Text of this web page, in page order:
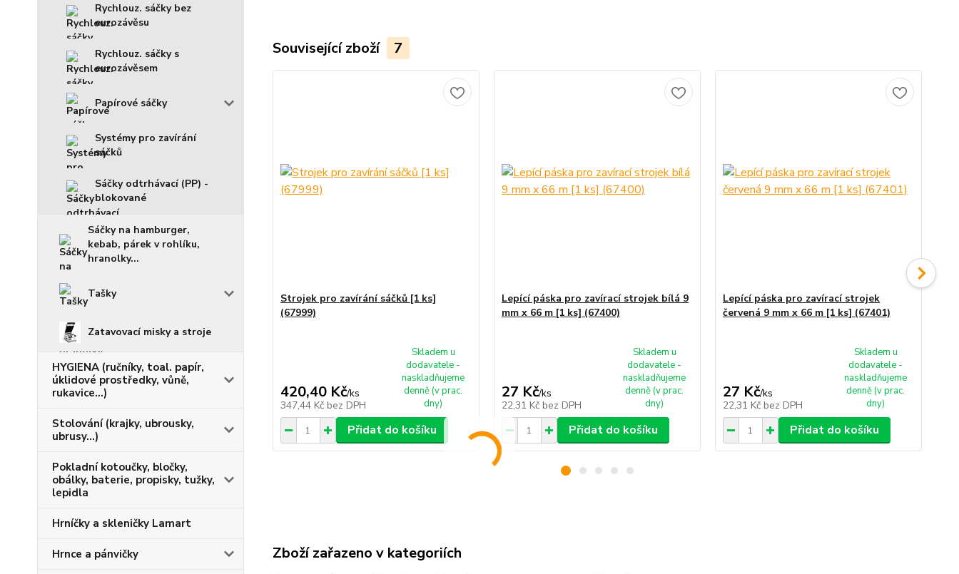
Rychlouz. sáčky bez
eurozávěsu
Rychlouz. sáčky s
eurozávěsem
Papírové sáčky
Systémy pro zavírání
sáčků
Sáčky odtrhávací (PP) -
blokované
Sáčky na hamburger,
kebab, párek v rohlíku,
hranolky...
Tašky
Zatavovací misky a stroje
HYGIENA (ručníky, toal. papír,
úklidové prostředky, vůně,
rukavice...)
Stolování (krajky, ubrousky,
ubrusy...)
Pokladní kotoučky, bločky,
obálky, baterie, propisky, tužky,
lepidla
Hrníčky a skleničky Lamart
Hrnce a pánvičky
Související zboží 7
Strojek pro zavírání sáčků [1 ks]
(67999)
420,40 Kč/ks
347,44 Kč bez DPH
Skladem u
dodavatele -
naskladňujeme
denně (v prac.
dny)
Přidat do košíku
Lepící páska pro zavírací strojek bílá 9
mm x 66 m [1 ks] (67400)
27 Kč/ks
22,31 Kč bez DPH
Skladem u
dodavatele -
naskladňujeme
denně (v prac.
dny)
Přidat do košíku
Lepící páska pro zavírací strojek
červená 9 mm x 66 m [1 ks] (67401)
27 Kč/ks
22,31 Kč bez DPH
Skladem u
dodavatele -
naskladňujeme
denně (v prac.
dny)
Přidat do košíku
Zboží zařazeno v kategoriích